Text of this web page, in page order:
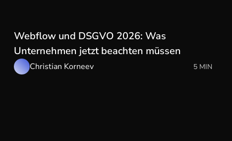
Webflow und DSGVO 2026: Was
Unternehmen jetzt beachten müssen
Christian Korneev 5 MIN